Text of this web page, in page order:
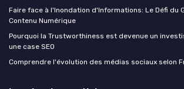
Faire face à l'Inondation d'Informations: Le Défi du
Contenu Numérique
Pourquoi la Trustworthiness est devenue un
une case SEO
Comprendre l'évolution des médias sociaux selon